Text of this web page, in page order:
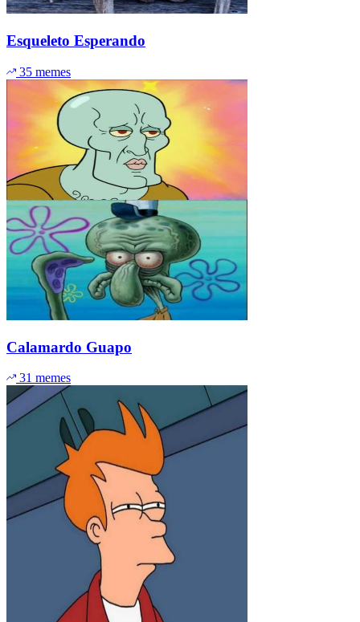
Esqueleto Esperando
35 memes
Calamardo Guapo
31 memes